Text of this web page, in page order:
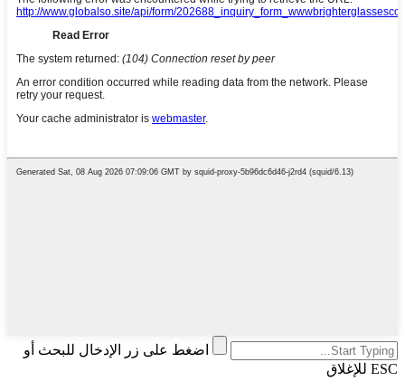
اضغط على زر الإدخال للبحث أو
ESC للإغلاق